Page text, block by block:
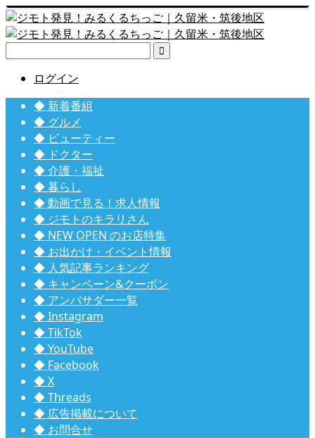

ログイン
◆ 新着番組
◆ グルメ
◆ ビューティー
◆ ドクター
◆ 介護・福祉
◆ 暮らし
◆ 動画で見る！求人情報
◆ ジモトのキラリさん
◆ NEW OPEN のお店特集
◆ お出かけ・イベント情報
◆ 人気記事ランキング
◆ キャンペーン&クーポン
◆ アンバサダー一覧
◆ Instagram
◆ TikTok
◆ YouTube
◆ Facebook
◆ X
◆ Threads
◆ 広告掲載について
◆ お問合せ